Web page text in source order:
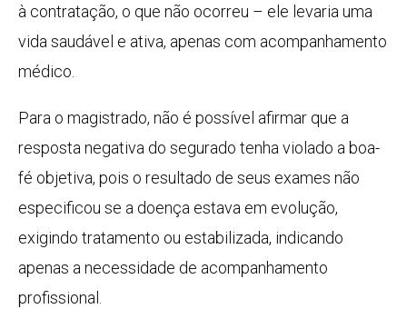
à contratação, o que não ocorreu – ele levaria uma
vida saudável e ativa, apenas com acompanhamento
médico.
Para o magistrado, não é possível afirmar que a
resposta negativa do segurado tenha violado a boa-
fé objetiva, pois o resultado de seus exames não
especificou se a doença estava em evolução,
exigindo tratamento ou estabilizada, indicando
apenas a necessidade de acompanhamento
profissional.